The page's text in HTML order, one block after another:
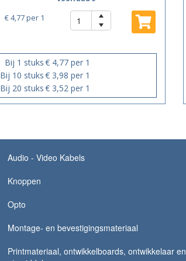
€ 4,77per 1
Bij 1 stuks€ 4,77 per 1
Bij 10 stuks€ 3,98 per 1
Bij 20 stuks€ 3,52 per 1
Audio - Video Kabels
Knoppen
Opto
Montage- en bevestigingsmateriaal
Printmateriaal, ontwikkelboards, ontwikkelaar en